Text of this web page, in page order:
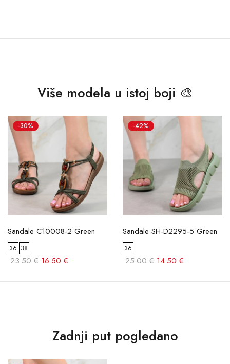
Više modela u istoj boji 🎨
-30%
Sandale C10008-2 Green
36 38
23.50 € 16.50 €
-42%
Sandale SH-D2295-5 Green
36
25.00 € 14.50 €
Zadnji put pogledano